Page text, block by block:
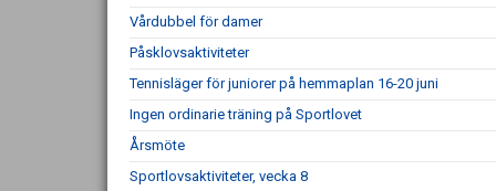
Vårdubbel för damer
Påsklovsaktiviteter
Tennisläger för juniorer på hemmaplan 16-20 juni
Ingen ordinarie träning på Sportlovet
Årsmöte
Sportlovsaktiviteter, vecka 8